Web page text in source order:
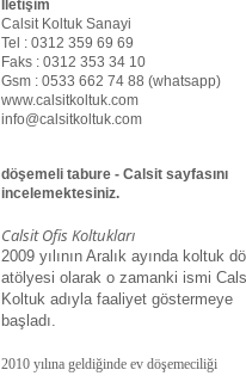
İletişim
Calsit Koltuk Sanayi
Tel : 0312 359 69 69
Faks : 0312 353 34 10
Gsm : 0533 662 74 88 (whatsapp)
www.calsitkoltuk.com
info@calsitkoltuk.com
döşemeli tabure - Calsit sayfasını
incelemektesiniz.
Calsit Ofis Koltukları
2009 yılının Aralık ayında koltuk
atölyesi olarak o zamanki ismi
Koltuk adıyla faaliyet göstermeye
başladı.
2010 yılına geldiğinde ev döşemeciliği